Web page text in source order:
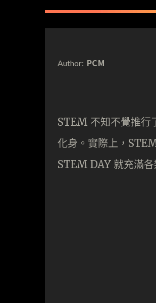
Author: PCM
STEM 不知不覺推行
化身。實際上，
STEM DAY 就充滿各